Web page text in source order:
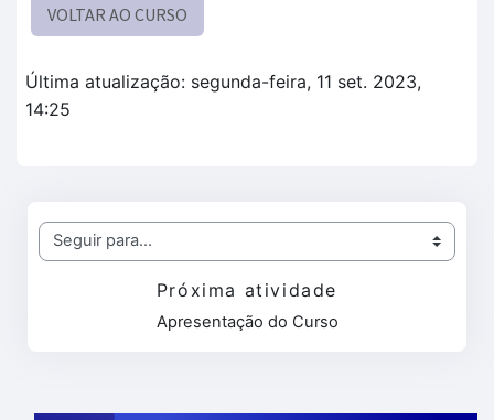
VOLTAR AO CURSO
Última atualização: segunda-feira, 11 set. 2023,
14:25
Seguir para...
Próxima atividade
Apresentação do Curso